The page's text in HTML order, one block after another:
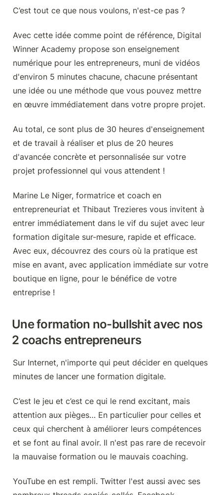
C’est tout ce que nous voulons, n'est-ce pas ?
Avec cette idée comme point de référence, Digital
Winner Academy propose son enseignement
numérique pour les entrepreneurs, muni de vidéos
d'environ 5 minutes chacune, chacune présentant
une idée ou une méthode que vous pouvez mettre
en œuvre immédiatement dans votre propre projet.
Au total, ce sont plus de 30 heures d'enseignement
et de travail à réaliser et plus de 20 heures
d'avancée concrète et personnalisée sur votre
projet professionnel qui vous attendent !
Marine Le Niger, formatrice et coach en
entrepreneuriat et Thibaut Trezieres vous invitent à
entrer immédiatement dans le vif du sujet avec leur
formation digitale sur-mesure, rapide et efficace.
Avec eux, découvrez des cours où la pratique est
mise en avant, avec application immédiate sur votre
boutique en ligne, pour le bénéfice de votre
entreprise !
Une formation no-bullshit avec nos
2 coachs entrepreneurs
Sur Internet, n'importe qui peut décider en quelques
minutes de lancer une formation digitale.
C’est le jeu et c’est ce qui le rend excitant, mais
attention aux pièges… En particulier pour celles et
ceux qui cherchent à améliorer leurs compétences
et se font au final avoir. Il n'est pas rare de recevoir
la mauvaise formation ou le mauvais coaching.
YouTube en est rempli. Twitter l'est aussi avec ses